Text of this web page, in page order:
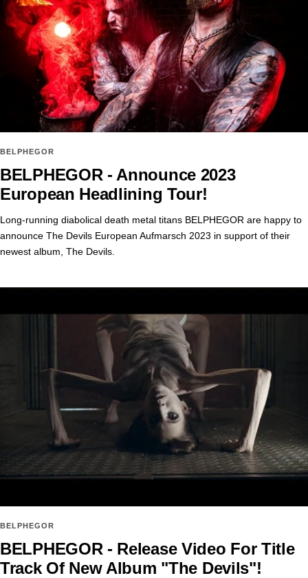
BELPHEGOR
BELPHEGOR - Announce 2023
European Headlining Tour!
Long-running diabolical death metal titans BELPHEGOR are happy to
announce The Devils European Aufmarsch 2023 in support of their
newest album, The Devils.
BELPHEGOR
BELPHEGOR - Release Video For Title
Track Of New Album "The Devils"!